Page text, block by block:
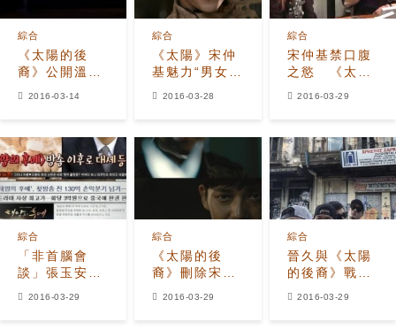
《太陽的後
裔》公開溫流
劇照 這樣的殺
綜合
2016-03-14
《太陽》宋仲
基魅力“男女通
殺” 劉亞仁也
綜合
2016-03-28
宋仲基禁口腹
之慾 《太
陽》美男醫生
綜合
2016-03-29
「非首腦會
談」張玉安「
宋仲基在中國
綜合
2016-03-29
《太陽的後
裔》刪除宋仲
基與北韓軍戰
綜合
2016-03-29
晉久與《太陽
的後裔》戰友
們 劉大尉在哪
綜合
2016-03-29